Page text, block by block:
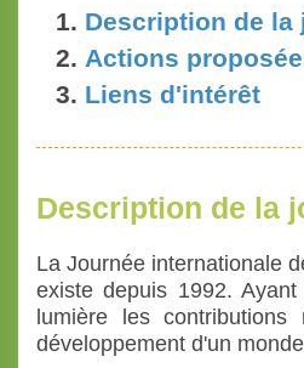
Description de la
Actions
Liens d'intérêt
Description de la
La Journée internationale
existe depuis 1992.
lumière les
développement d'un